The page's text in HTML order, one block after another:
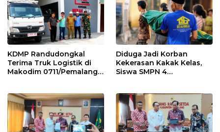
KDMP Randudongkal
Terima Truk Logistik di
Makodim 0711/Pemalang
Diduga Jadi Korban
Kekerasan Kakak Kelas,
Siswa SMPN 4